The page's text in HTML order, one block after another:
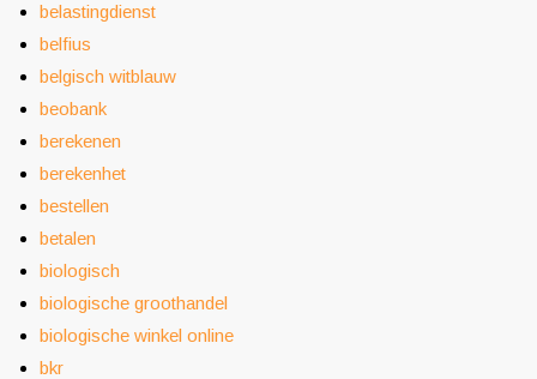
belastingdienst
belfius
belgisch witblauw
beobank
berekenen
berekenhet
bestellen
betalen
biologisch
biologische groothandel
biologische winkel online
bkr